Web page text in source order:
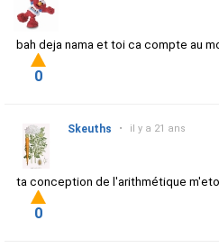
bah deja nama et toi ca compte au
0
Skeuths • il y a 21 ans
ta conception de l'arithmétique
0